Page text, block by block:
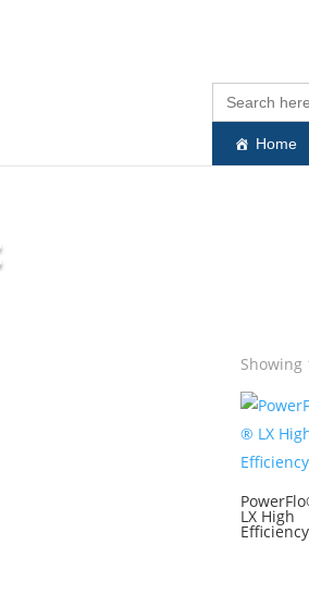
Search
for:
Home
Showing
LX High
Efficiency